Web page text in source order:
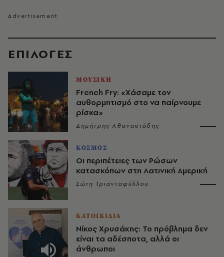
EΠΙΛΟΓΈΣ
ΜΟΥΣΙΚΗ
French Fry: «Χάσαμε τον
αυθορμητισμό στο να παίρνουμε
ρίσκα»
Δημήτρης Αθανασιάδης
ΚΟΣΜΟΣ
Οι περιπέτειες των Ρώσων
κατασκόπων στη Λατινική Αμερική
Σώτη Τριανταφύλλου
ΚΑΤΟΙΚΙΔΙΑ
Νίκος Χρυσάκης: Το πρόβλημα δεν
είναι τα αδέσποτα, αλλά οι
άνθρωποι